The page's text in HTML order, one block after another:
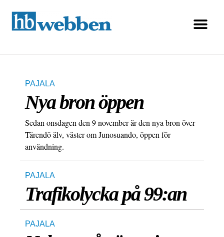
PAJALA
Nya bron öppen
Sedan onsdagen den 9 november är den nya bron över
Tärendö älv, väster om Junosuando, öppen för
användning.
PAJALA
Trafikolycka på 99:an
PAJALA